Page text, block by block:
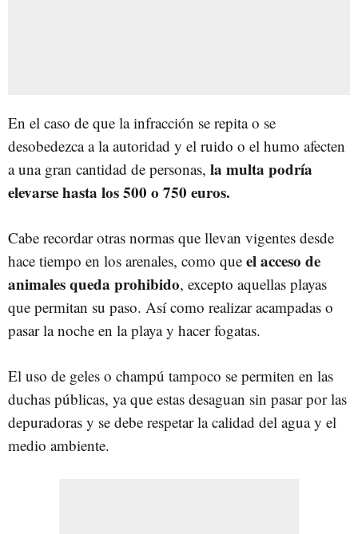
En el caso de que la infracción se repita o se
desobedezca a la autoridad y el ruido o el humo afecten
a una gran cantidad de personas, la multa podría
elevarse hasta los 500 o 750 euros.
Cabe recordar otras normas que llevan vigentes desde
hace tiempo en los arenales, como que el acceso de
animales queda prohibido, excepto aquellas playas
que permitan su paso. Así como realizar acampadas o
pasar la noche en la playa y hacer fogatas.
El uso de geles o champú tampoco se permiten en las
duchas públicas, ya que estas desaguan sin pasar por las
depuradoras y se debe respetar la calidad del agua y el
medio ambiente.